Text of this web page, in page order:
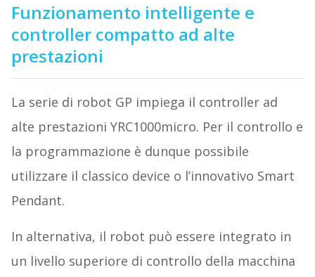
Funzionamento intelligente e
controller compatto ad alte
prestazioni
La serie di robot GP impiega il controller ad
alte prestazioni YRC1000micro. Per il controllo e
la programmazione è dunque possibile
utilizzare il classico device o l’innovativo Smart
Pendant.
In alternativa, il robot può essere integrato in
un livello superiore di controllo della macchina